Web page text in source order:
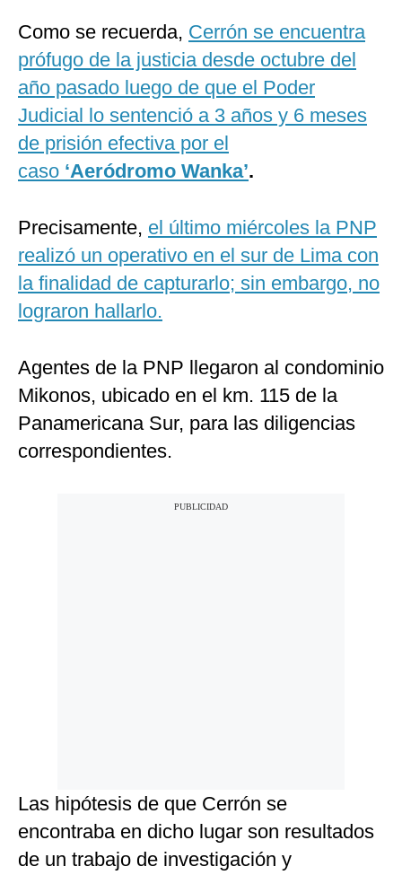
Como se recuerda, Cerrón se encuentra
prófugo de la justicia desde octubre del
año pasado luego de que el Poder
Judicial lo sentenció a 3 años y 6 meses
de prisión efectiva por el
caso ‘Aeródromo Wanka’.
Precisamente, el último miércoles la PNP
realizó un operativo en el sur de Lima con
la finalidad de capturarlo; sin embargo, no
lograron hallarlo.
Agentes de la PNP llegaron al condominio
Mikonos, ubicado en el km. 115 de la
Panamericana Sur, para las diligencias
correspondientes.
Las hipótesis de que Cerrón se
encontraba en dicho lugar son resultados
de un trabajo de investigación y